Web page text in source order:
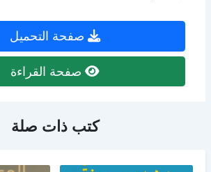
صفحة التحميل
صفحة القراءة
كتب ذات صلة